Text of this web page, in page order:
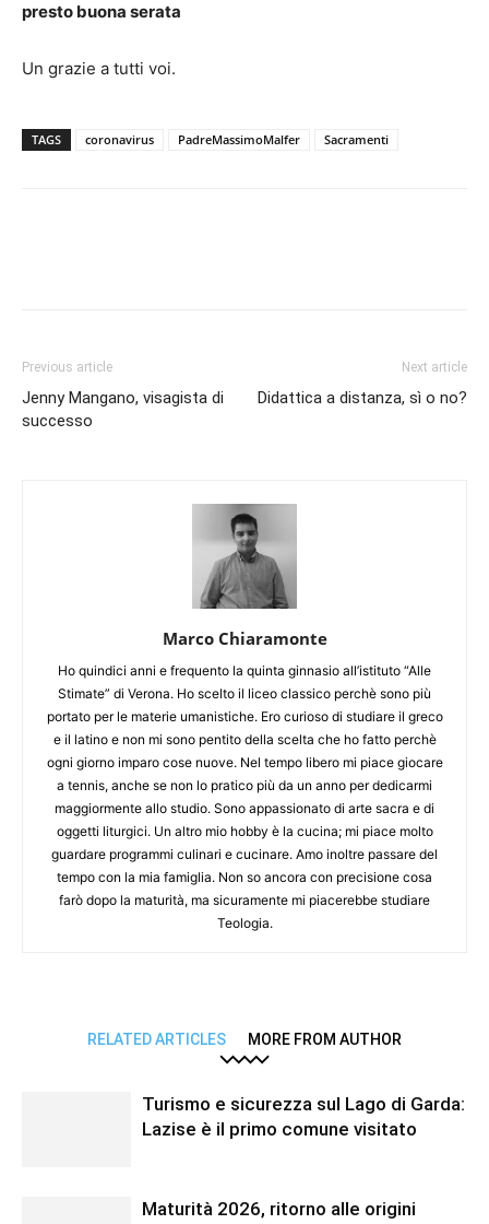
presto buona serata
Un grazie a tutti voi.
TAGS coronavirus PadreMassimoMalfer Sacramenti
Previous article
Jenny Mangano, visagista di
successo
Next article
Didattica a distanza, sì o no?
Marco Chiaramonte
Ho quindici anni e frequento la quinta ginnasio all’istituto “Alle
Stimate” di Verona. Ho scelto il liceo classico perchè sono più
portato per le materie umanistiche. Ero curioso di studiare il greco
e il latino e non mi sono pentito della scelta che ho fatto perchè
ogni giorno imparo cose nuove. Nel tempo libero mi piace giocare
a tennis, anche se non lo pratico più da un anno per dedicarmi
maggiormente allo studio. Sono appassionato di arte sacra e di
oggetti liturgici. Un altro mio hobby è la cucina; mi piace molto
guardare programmi culinari e cucinare. Amo inoltre passare del
tempo con la mia famiglia. Non so ancora con precisione cosa
farò dopo la maturità, ma sicuramente mi piacerebbe studiare
Teologia.
RELATED ARTICLES MORE FROM AUTHOR
Turismo e sicurezza sul Lago di Garda:
Lazise è il primo comune visitato
Maturità 2026, ritorno alle origini